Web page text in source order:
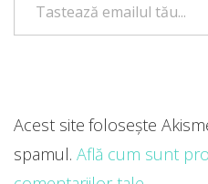
Acest site folosește
spamul. Află cum sunt